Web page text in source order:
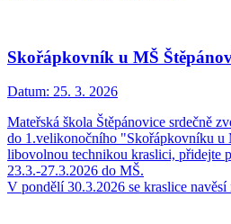
Skořápkovník u MŠ
Datum: 25. 3. 2026
Mateřská škola Štěpánovice srdečně
do 1.velikonočního "Skořápkovníku u
libovolnou technikou kraslici, přidejte
23.3.-27.3.2026 do MŠ.
V pondělí 30.3.2026 se kraslice navěsí